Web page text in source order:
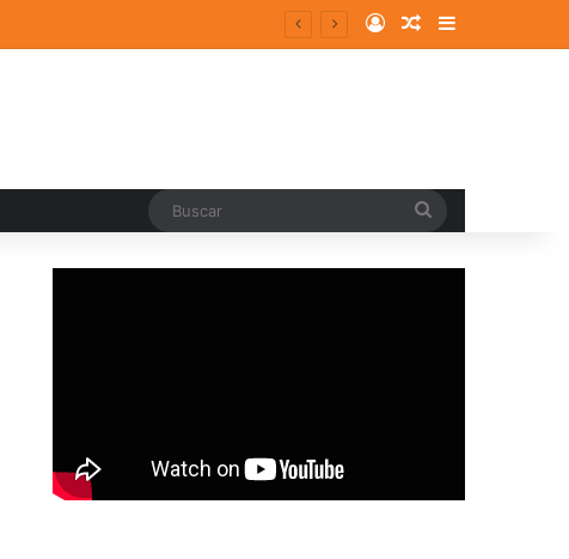
Log InRandom Article
Sidebar